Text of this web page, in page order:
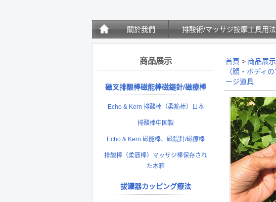
關於我們 排酸術/マッサジ按摩工具用
商品展示
磁叉排酸棒磁能棒磁鍉針/磁療棒
Echo & Kern 排酸棒（柔筋棒）日本
排酸棒中国製
Echo & Kern 磁能棒、磁鍉針/磁療棒
排酸棒（柔筋棒）マッサジ棒保存され
た木箱
拔罐器カッピング療法
首頁 > 商品展示
（顔・ボディ
ージ道具